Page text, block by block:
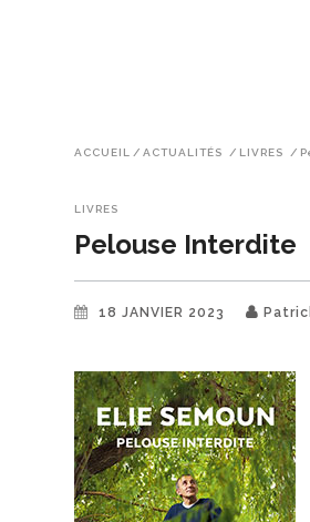
ACCUEIL / ACTUALITÉS / LIVRES /
LIVRES
Pelouse Interdite
18 JANVIER 2023